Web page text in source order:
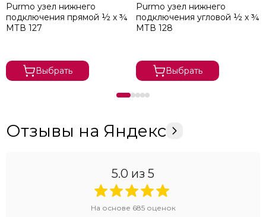
Purmo узел нижнего
подключения прямой ½ х ¾
МТВ 127
Выбрать
Purmo узел нижнего
подключения угловой ½ х ¾
МТВ 128
Выбрать
Отзывы на Яндекс
5.0 из 5
На основе 685оценок